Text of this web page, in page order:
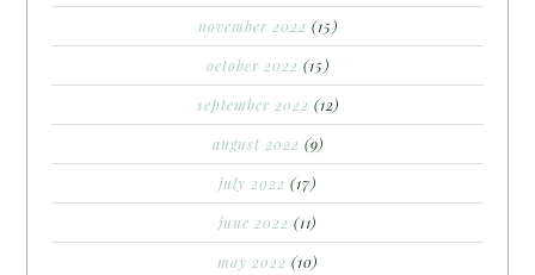
november 2022 (15)
october 2022 (15)
september 2022 (12)
august 2022 (9)
july 2022 (17)
june 2022 (11)
may 2022 (10)